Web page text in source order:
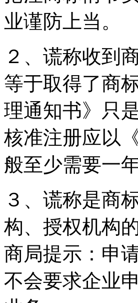
业谨防上当。
２、谎称收到
等于取得了商
理通知书》只
核准注册应以
般至少需要一
３、谎称是商
构、授权机构
商局提示：申
不会要求企业